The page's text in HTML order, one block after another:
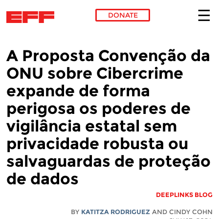
DONATE
A Proposta Convenção da
ONU sobre Cibercrime
expande de forma
perigosa os poderes de
vigilância estatal sem
privacidade robusta ou
salvaguardas de proteção
de dados
DEEPLINKS BLOG
BY KATITZA RODRIGUEZ AND CINDY COHN